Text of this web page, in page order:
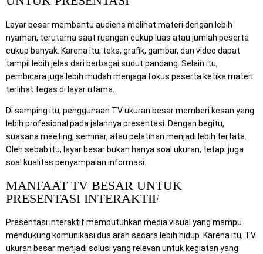
Layar besar membantu audiens melihat materi dengan lebih
nyaman, terutama saat ruangan cukup luas atau jumlah peserta
cukup banyak. Karena itu, teks, grafik, gambar, dan video dapat
tampil lebih jelas dari berbagai sudut pandang. Selain itu,
pembicara juga lebih mudah menjaga fokus peserta ketika materi
terlihat tegas di layar utama.
Di samping itu, penggunaan TV ukuran besar memberi kesan yang
lebih profesional pada jalannya presentasi. Dengan begitu,
suasana meeting, seminar, atau pelatihan menjadi lebih tertata.
Oleh sebab itu, layar besar bukan hanya soal ukuran, tetapi juga
soal kualitas penyampaian informasi.
MANFAAT TV BESAR UNTUK
PRESENTASI INTERAKTIF
Presentasi interaktif membutuhkan media visual yang mampu
mendukung komunikasi dua arah secara lebih hidup. Karena itu, TV
ukuran besar menjadi solusi yang relevan untuk kegiatan yang